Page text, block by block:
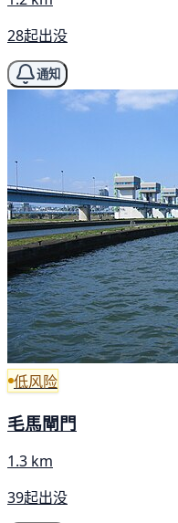
28起出没
通知
低风险
毛馬閘門
1.3 km
39起出没